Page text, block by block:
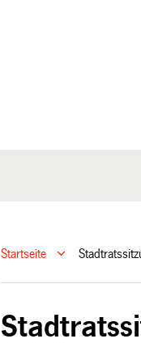
Startseite